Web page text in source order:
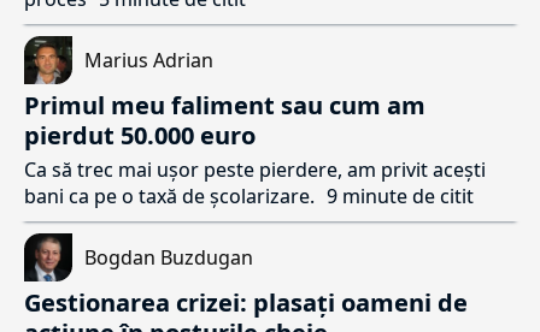
Marius Adrian
Primul meu faliment sau cum am
pierdut 50.000 euro
Ca să trec mai ușor peste pierdere, am privit acești
bani ca pe o taxă de școlarizare. 9 minute de citit
Bogdan Buzdugan
Gestionarea crizei: plasați oameni de